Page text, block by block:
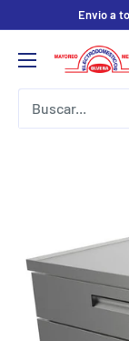
contenido
Envio a